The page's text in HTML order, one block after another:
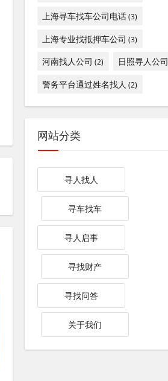
上海寻车找车公司电话(3)
上海专业找抵押车公司 (3)
河南找人公司 (2) 日照寻人公司
警务平台通过姓名找人 (2)
网站分类
寻人找人
寻车找车
寻人启事
寻找财产
寻找问答
关于我们